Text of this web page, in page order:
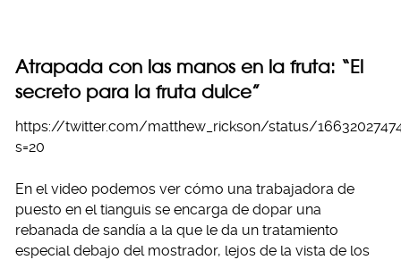
Atrapada con las manos en la fruta: “El
secreto para la fruta dulce”
https://twitter.com/matthew_rickson/status/
s=20
En el video podemos ver cómo una trabajadora de
puesto en el tianguis se encarga de dopar una
rebanada de sandía a la que le da un tratamiento
especial debajo del mostrador, lejos de la vista de los